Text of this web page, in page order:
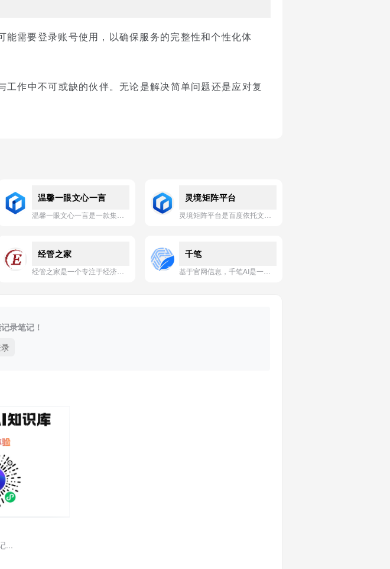
需要登录账号使用，以确保服务的完整性和个性化体
作中不可或缺的伙伴。无论是解决简单问题还是应对复
温馨一眼文心一言 灵境矩阵平台
经管之家 千笔
录笔记！
...